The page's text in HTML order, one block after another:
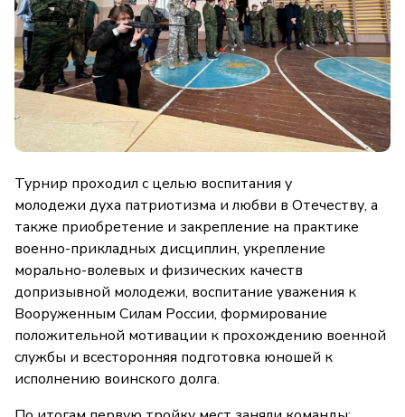
Турнир проходил с целью воспитания у
молодежи духа патриотизма и любви в Отечеству, а
также приобретение и закрепление на практике
военно-прикладных дисциплин, укрепление
морально-волевых и физических качеств
допризывной молодежи, воспитание уважения к
Вооруженным Силам России, формирование
положительной мотивации к прохождению военной
службы и всесторонняя подготовка юношей к
исполнению воинского долга.